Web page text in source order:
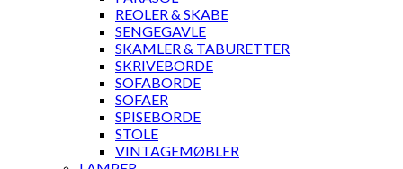
REOLER & SKABE
SENGEGAVLE
SKAMLER & TABURETTER
SKRIVEBORDE
SOFABORDE
SOFAER
SPISEBORDE
STOLE
VINTAGEMØBLER